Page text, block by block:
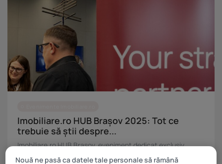
Imobiliare.ro HUB Brașov 2025: Tot ce
trebuie să știi despre...
Imobiliare.ro HUB Brașov, eveniment dedicat exclusiv
Nouă ne pasă ca datele tale personale să rămână